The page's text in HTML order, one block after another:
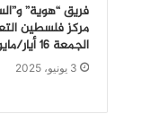
فريق “هوية”
مركز فلسطين
الجمعة 16 أيار/مايو 2025
3 يونيو، 2025